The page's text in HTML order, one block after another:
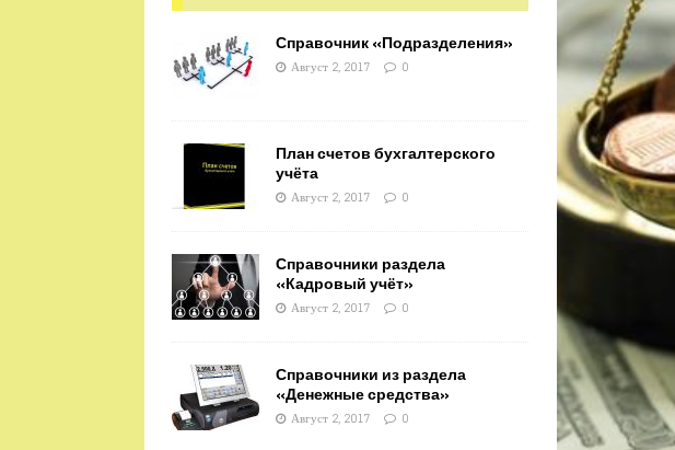
Справочник «Подразделения»
Август 2, 2017 0
План счетов бухгалтерского
учёта
Август 2, 2017 0
Справочники раздела
«Кадровый учёт»
Август 2, 2017 0
Справочники из раздела
«Денежные средства»
Август 2, 2017 0